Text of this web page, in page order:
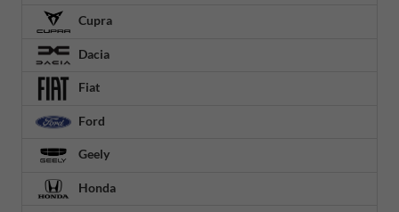
Cupra
Dacia
Fiat
Ford
Geely
Honda